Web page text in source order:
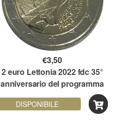
€3,50
2 euro Lettonia 2022 fdc 35°
anniversario del programma
Erasmus
DISPONIBILE